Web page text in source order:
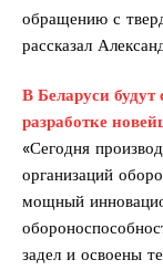
обращению с
рассказал
В Беларуси
разработке
«Сегодня
организаций
мощный
задел и освоены